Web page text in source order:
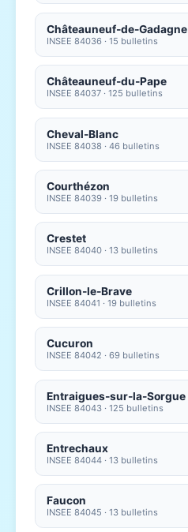
Châteauneuf-de-Gadagne
INSEE 84036 · 15 bulletins
Châteauneuf-du-Pape
INSEE 84037 · 125 bulletins
Cheval-Blanc
INSEE 84038 · 46 bulletins
Courthézon
INSEE 84039 · 19 bulletins
Crestet
INSEE 84040 · 13 bulletins
Crillon-le-Brave
INSEE 84041 · 19 bulletins
Cucuron
INSEE 84042 · 69 bulletins
Entraigues-sur-la-Sorgue
INSEE 84043 · 125 bulletins
Entrechaux
INSEE 84044 · 13 bulletins
Faucon
INSEE 84045 · 13 bulletins